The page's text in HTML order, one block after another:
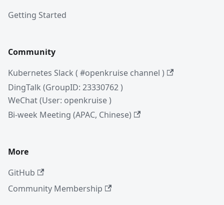
Getting Started
Community
Kubernetes Slack ( #openkruise channel )
DingTalk (GroupID: 23330762 )
WeChat (User: openkruise )
Bi-week Meeting (APAC, Chinese)
More
GitHub
Community Membership